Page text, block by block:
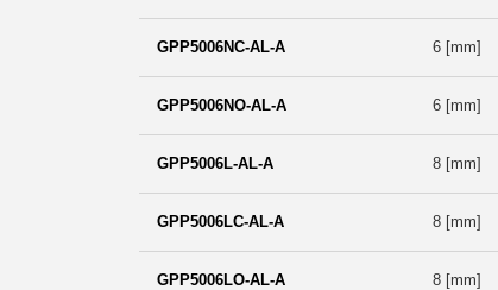
GPP5006NC-AL-A 6 [mm]
GPP5006NO-AL-A 6 [mm]
GPP5006L-AL-A 8 [mm]
GPP5006LC-AL-A 8 [mm]
GPP5006LO-AL-A 8 [mm]